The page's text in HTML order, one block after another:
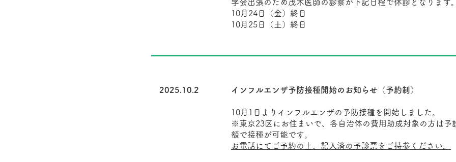
学会出張のため茂木医師の診察が下記日程で休診となります。
10月24日（金）終日
10月25日（土）終日
2025.10.2 インフルエンザ予防接種開始のお知らせ（予約制）
10月1日よりインフルエンザの予防接種を開始しました。
※東京23区にお住まいで、各自治体の費用助成対象の方は予
額で接種が可能です。
お電話にてご予約の上、記入済の予診票をご持参ください。